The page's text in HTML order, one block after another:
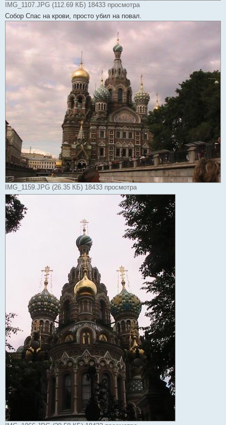
IMG_1107.JPG (112.69 КБ) 18433 просмотра
Собор Спас на крови, просто убил на повал.
IMG_1159.JPG (26.35 КБ) 18433 просмотра